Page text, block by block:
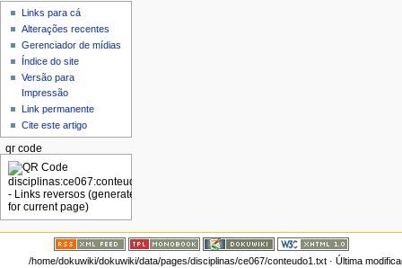
Links para cá
Alterações recentes
Gerenciador de mídias
Índice do site
Versão para
Impressão
Link permanente
Cite este artigo
qr code
/home/dokuwiki/dokuwiki/data/pages/disciplinas/ce067/conteudo1.txt· Última